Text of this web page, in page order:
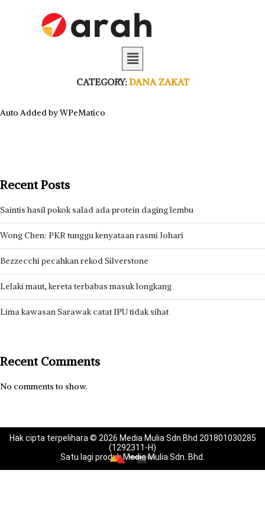
CATEGORY:DANA ZAKAT
Auto Added by WPeMatico
Recent Posts
Saintis hasil pokok salad ada protein daging lembu
Wong Chen: PKR tunggu kenyataan rasmi Johari
Bezzecchi pecahkan rekod Silverstone
Lelaki maut, kereta terbabas masuk longkang
Lima kawasan Sarawak catat IPU tidak sihat
Recent Comments
No comments to show.
Hak cipta terpelihara © 2026 Media Mulia Sdn Bhd 201801030285
(1292311-H)
Satu lagi produk Media Mulia Sdn. Bhd.